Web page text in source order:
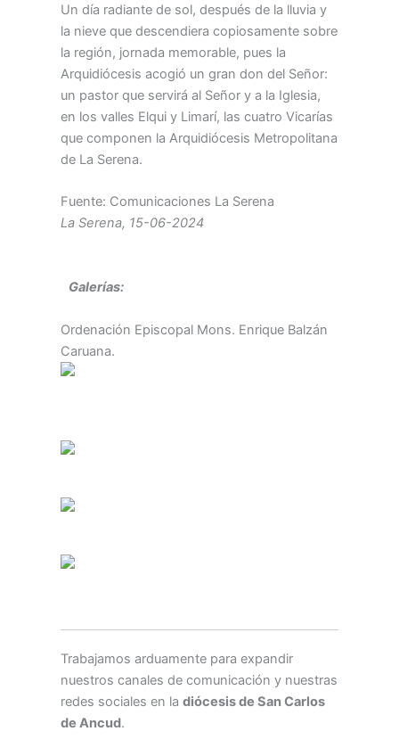
Un día radiante de sol, después de la lluvia y
la nieve que descendiera copiosamente sobre
la región, jornada memorable, pues la
Arquidiócesis acogió un gran don del Señor:
un pastor que servirá al Señor y a la Iglesia,
en los valles Elqui y Limarí, las cuatro Vicarías
que componen la Arquidiócesis Metropolitana
de La Serena.
Fuente: Comunicaciones La Serena
La Serena, 15-06-2024
Galerías:
Ordenación Episcopal Mons. Enrique Balzán
Caruana.
Trabajamos arduamente para expandir
nuestros canales de comunicación y nuestras
redes sociales en ladiócesis de San Carlos
de Ancud.